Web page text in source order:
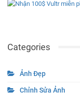
Categories
Ảnh Đẹp
Chỉnh Sửa Ảnh